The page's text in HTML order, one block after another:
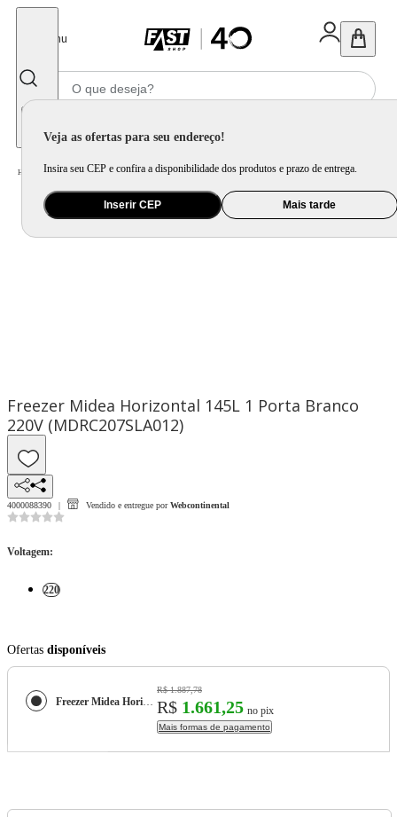
Menu
Veja as ofertas para seu endereço!
Insira seu CEP e confira a disponibilidade dos produtos e prazo de entrega.
Inserir CEP Mais tarde
Home Eletrodomésticos / Geladeira e Freezer
Freezer Midea Horizontal 145L 1 Porta Branco
220V (MDRC207SLA012)
4000088390 Vendido e entregue por Webcontinental
Voltagem:
220
Ofertas disponíveis
Freezer Midea Horizontal 145L 1 Porta Branco 220V (MDRC207SLA012)
R$ 1.887,78
R$ 1.661,25 no pix
Mais formas de pagamento